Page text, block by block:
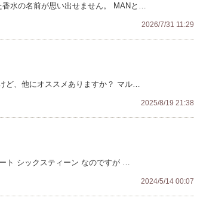
水の名前が思い出せません。 MANと…
2026/7/31 11:29
ど、他にオススメありますか？ マル…
2025/8/19 21:38
ト シックスティーン なのですが …
2024/5/14 00:07